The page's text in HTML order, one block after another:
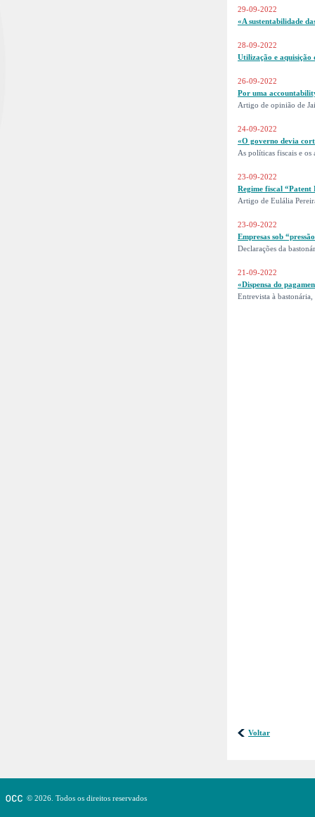
29-09-2022
«A sustentabilidade
28-09-2022
Utilização e
26-09-2022
Por uma
Artigo de opinião de
24-09-2022
«O governo devia
As políticas fiscais e os
23-09-2022
Regime fiscal “Patent
Artigo de Eulália
23-09-2022
Empresas sob
Declarações da
21-09-2022
«Dispensa do
Entrevista à bastonária,
Voltar
© 2026. Todos os direitos reservados